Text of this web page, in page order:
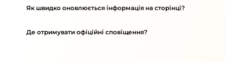
Як швидко оновлюється інформація на сторінці?
Де отримувати офіційні сповіщення?